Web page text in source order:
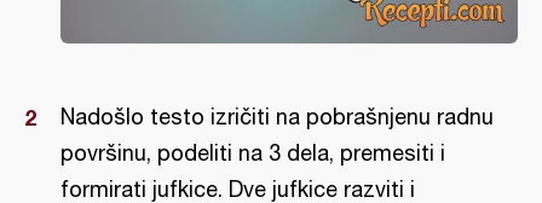
Nadošlo testo izričiti na pobrašnjenu radnu
površinu, podeliti na 3 dela, premesiti i
formirati jufkice. Dve jufkice razviti i